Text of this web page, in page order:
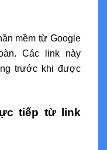
mềm từ Google
Các link này
trước khi được
tiếp từ link